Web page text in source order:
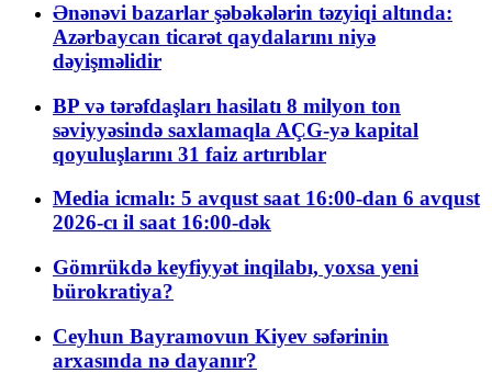
Ənənəvi bazarlar şəbəkələrin təzyiqi altında:
Azərbaycan ticarət qaydalarını niyə
dəyişməlidir
BP və tərəfdaşları hasilatı 8 milyon ton
səviyyəsində saxlamaqla AÇG-yə kapital
qoyuluşlarını 31 faiz artırıblar
Media icmalı: 5 avqust saat 16:00-dan 6 avqust
2026-cı il saat 16:00-dək
Gömrükdə keyfiyyət inqilabı, yoxsa yeni
bürokratiya?
Ceyhun Bayramovun Kiyev səfərinin
arxasında nə dayanır?